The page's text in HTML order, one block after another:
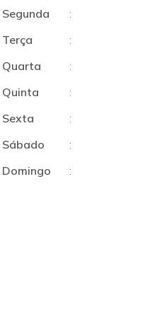
Segunda :
Terça
:
Quarta
:
Quinta
:
Sexta
:
Sábado
:
Domingo
: